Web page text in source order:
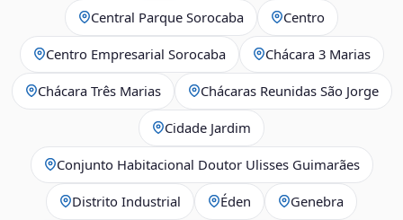
Central Parque Sorocaba Centro
Centro Empresarial Sorocaba Chácara 3 Marias
Chácara Três Marias Chácaras Reunidas São Jorge
Cidade Jardim
Conjunto Habitacional Doutor Ulisses Guimarães
Distrito Industrial Éden Genebra